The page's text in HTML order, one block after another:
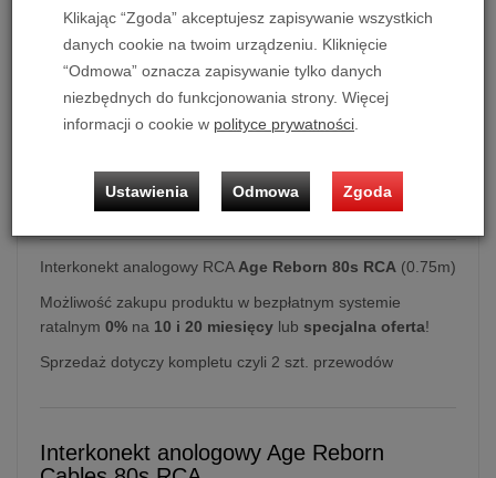
Ilość:
1 900,00 zł/ kpl.
Interkonekt analogowy RCA Age Reborn 80s RCA (0.75m)
Możliwość zakupu produktu w bezpłatnym systemie
ratalnym 0% na 10 i 20 miesięcy lub specjalna oferta!
Sprzedaż dotyczy kompletu czyli 2 szt. przewodów
Interkonekt anologowy Age Reborn
Klikając “Zgoda” akceptujesz zapisywanie wszystkich
danych cookie na twoim urządzeniu. Kliknięcie
“Odmowa” oznacza zapisywanie tylko danych
niezbędnych do funkcjonowania strony. Więcej
informacji o cookie w polityce prywatności.
Ustawienia Odmowa Zgoda